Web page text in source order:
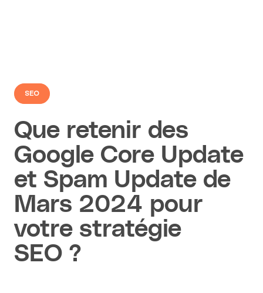
SEO
Que retenir des
Google Core Update
et Spam Update de
Mars 2024 pour
votre stratégie
SEO ?